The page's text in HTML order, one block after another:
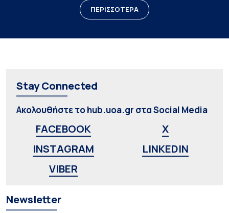
ΠΕΡΙΣΣΟΤΕΡΑ
Stay Connected
Ακολουθήστε το hub.uoa.gr στα Social Media
FACEBOOK
X
INSTAGRAM
LINKEDIN
VIBER
Newsletter